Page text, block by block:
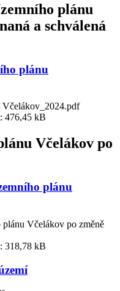
plánu
a schválená
plánu
Včelákov_2024.pdf
476,45 kB
Včelákov po
plánu
Včelákov po změně
318,78 kB